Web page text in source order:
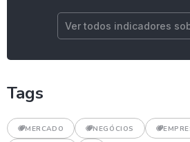
Ver todos indicadores
Tags
MERCADO NEGÓCIOS